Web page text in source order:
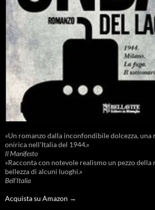
«Un romanzo dalla inconfondibile dolcezza,
onirica nell'Italia del 1944.»
Il Manifesto
«Racconta con notevole realismo un pezzo della
bellezza di alcuni luoghi.»
Bell'Italia
Acquista su Amazon →